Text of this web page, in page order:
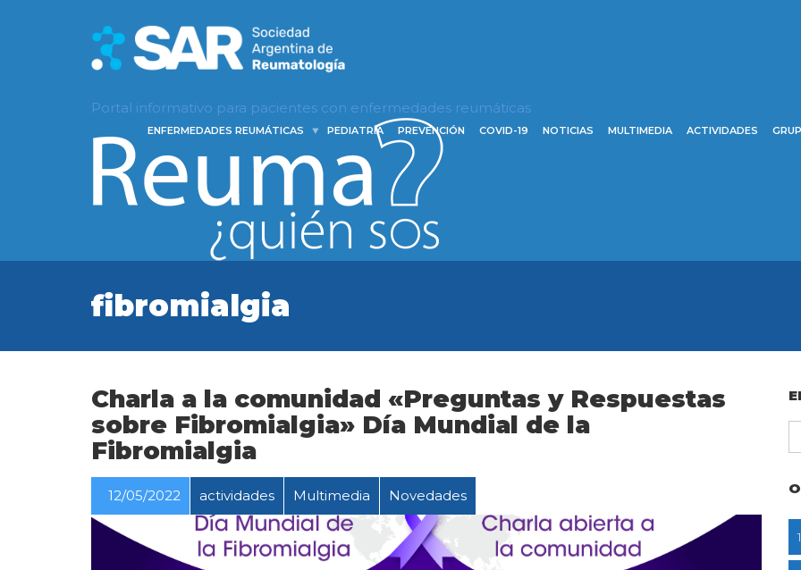
Portal informativo para pacientes con enfermedades reumáticas
ENFERMEDADES REUMÁTICAS PEDIATRÍA PREVENCIÓN COVID-19 NOTICIAS MULTIMEDIA ACTIVIDADES
fibromialgia
Charla a la comunidad «Preguntas y Respuestas
sobre Fibromialgia» Día Mundial de la
Fibromialgia
12/05/2022 actividades Multimedia Novedades